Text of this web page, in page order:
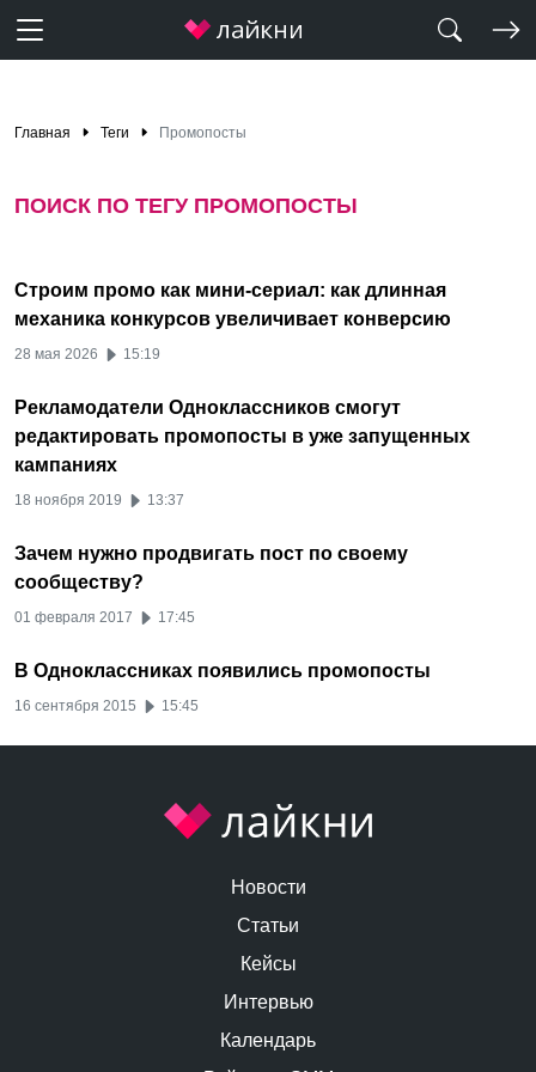
Главная Теги Промопосты
ПОИСК ПО ТЕГУ ПРОМОПОСТЫ
Строим промо как мини-сериал: как длинная
механика конкурсов увеличивает конверсию
28 мая 2026 15:19
Рекламодатели Одноклассников смогут
редактировать промопосты в уже запущенных
кампаниях
18 ноября 2019 13:37
Зачем нужно продвигать пост по своему
сообществу?
01 февраля 2017 17:45
В Одноклассниках появились промопосты
16 сентября 2015 15:45
Новости
Статьи
Кейсы
Интервью
Календарь